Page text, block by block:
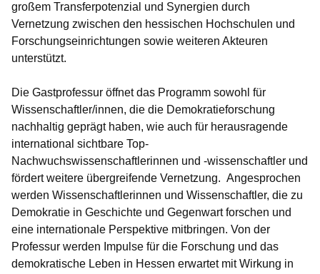
großem Transferpotenzial und Synergien durch
Vernetzung zwischen den hessischen Hochschulen und
Forschungseinrichtungen sowie weiteren Akteuren
unterstützt.
Die Gastprofessur öffnet das Programm sowohl für
Wissenschaftler/innen, die die Demokratieforschung
nachhaltig geprägt haben, wie auch für herausragende
international sichtbare Top-
Nachwuchswissenschaftlerinnen und -wissenschaftler und
fördert weitere übergreifende Vernetzung. Angesprochen
werden Wissenschaftlerinnen und Wissenschaftler, die zu
Demokratie in Geschichte und Gegenwart forschen und
eine internationale Perspektive mitbringen. Von der
Professur werden Impulse für die Forschung und das
demokratische Leben in Hessen erwartet mit Wirkung in